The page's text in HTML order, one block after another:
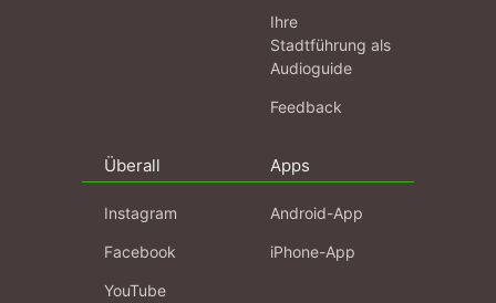
Ihre
Stadtführung als
Audioguide
Feedback
Überall
Instagram
Facebook
YouTube
Apps
Android-App
iPhone-App